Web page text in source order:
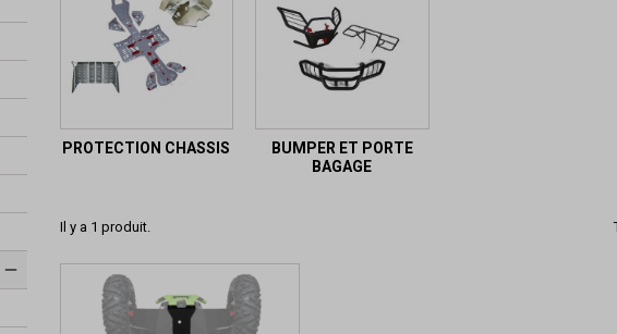
PROTECTION CHASSIS
BUMPER ET PORTE
BAGAGE
Il y a 1 produit.